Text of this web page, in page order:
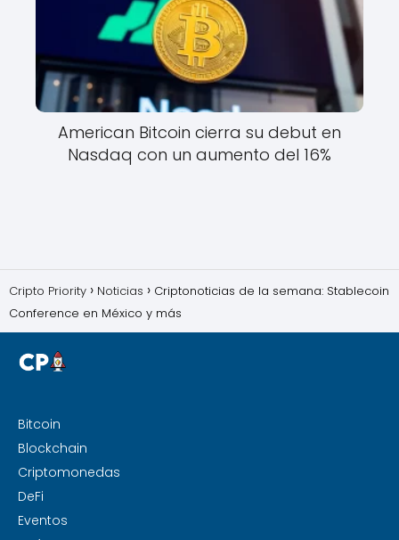
American Bitcoin cierra su debut en
Nasdaq con un aumento del 16%
Cripto Priority Noticias
Criptonoticias de la semana: Stablecoin
Conference en México y más
Bitcoin
Blockchain
Criptomonedas
DeFi
Eventos